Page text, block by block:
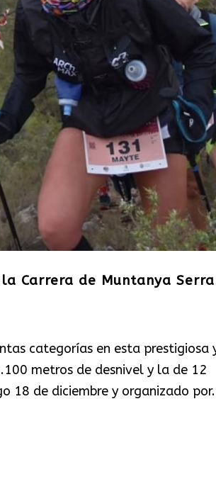
Carrera de Muntanya Serra
categorías en esta prestigiosa
metros de desnivel y la de 12
18 de diciembre y organizado